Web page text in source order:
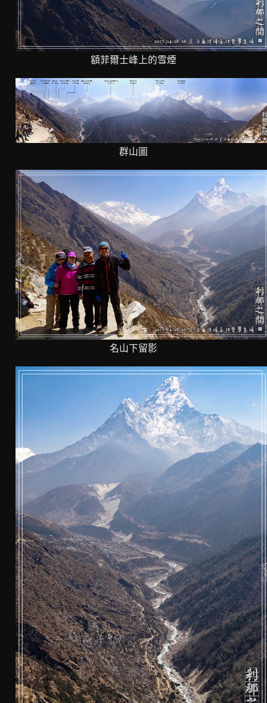
額菲爾士峰上的雪煙
群山圖
名山下留影